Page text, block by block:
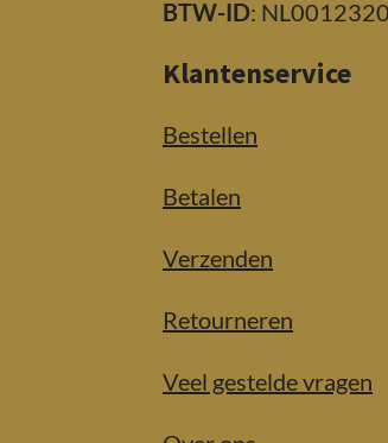
BTW-ID:
Klantenservice
Bestellen
Betalen
Verzenden
Retourneren
Veel gestelde vragen